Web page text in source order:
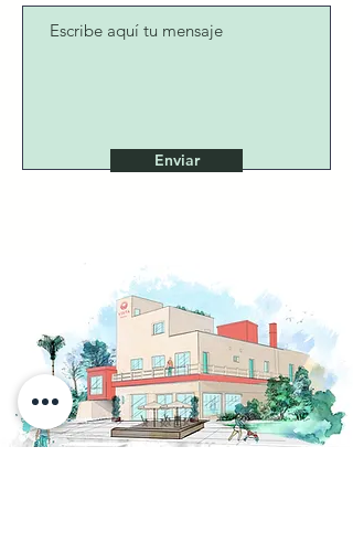
Enviar